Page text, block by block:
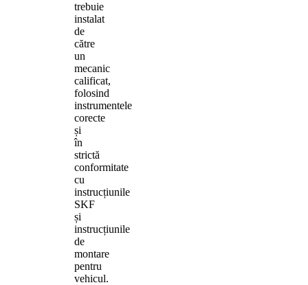
trebuie
instalat
de
către
un
mecanic
calificat,
folosind
instrumentele
corecte
și
în
strictă
conformitate
cu
instrucțiunile
SKF
și
instrucțiunile
de
montare
pentru
vehicul.